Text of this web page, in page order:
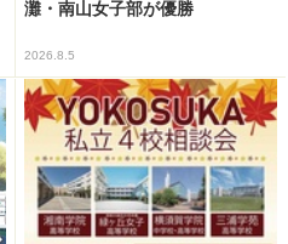
灘・南山女子部が優勝
2026.8.5